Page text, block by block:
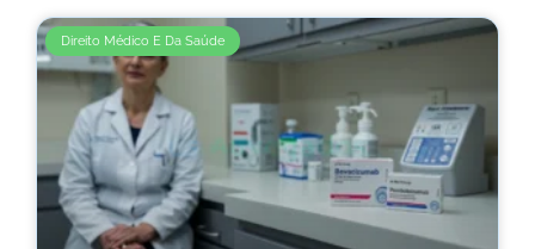
Direito Médico E Da Saúde